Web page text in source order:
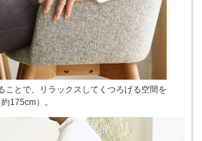
ことで、リラックスしてくつろげる空間を
175cm）。